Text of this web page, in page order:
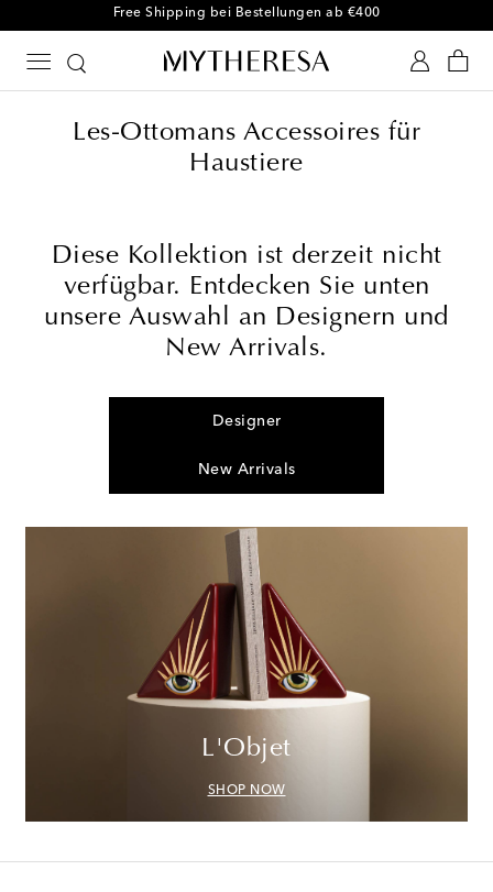
Free Shipping bei Bestellungen ab €400
Les-Ottomans Accessoires für
Haustiere
Diese Kollektion ist derzeit nicht
verfügbar. Entdecken Sie unten
unsere Auswahl an Designern und
New Arrivals.
Designer
New Arrivals
L'Objet
SHOP NOW